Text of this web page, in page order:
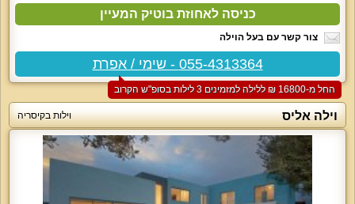
כניסה לאחוזת בוטיק המעיין
צור קשר עם בעל הוילה
055-4313364 - שימי / אפרת
החל מ-‏16800 ₪ ללילה למזמינים 3 לילות בסופ"ש הקרוב
וילה אליס וילות בקיסריה